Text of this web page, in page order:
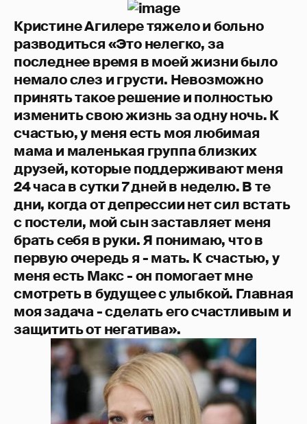
Кристине Агилере тяжело и больно
разводиться «Это нелегко, за
последнее время в моей жизни было
немало слез и грусти. Невозможно
принять такое решение и полностью
изменить свою жизнь за одну ночь. К
счастью, у меня есть моя любимая
мама и маленькая группа близких
друзей, которые поддерживают меня
24 часа в сутки 7 дней в неделю. В те
дни, когда от депрессии нет сил встать
с постели, мой сын заставляет меня
брать себя в руки. Я понимаю, что в
первую очередь я - мать. К счастью, у
меня есть Макс - он помогает мне
смотреть в будущее с улыбкой. Главная
моя задача - сделать его счастливым и
защитить от негатива».